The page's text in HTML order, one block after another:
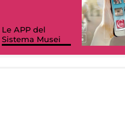
Le APP del
Sistema Musei